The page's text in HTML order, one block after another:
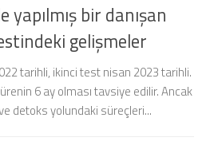
yapılmış bir danışan
gelişmeler
tarihli, ikinci test nisan 2023 tarihli.
6 ay olması tavsiye edilir. Ancak
detoks yolundaki süreçleri...